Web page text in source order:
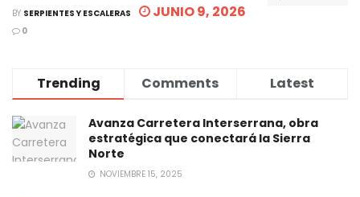
BY SERPIENTES Y ESCALERAS JUNIO 9, 2026
0
Trending Comments Latest
Avanza Carretera Interserrana, obra
estratégica que conectará la Sierra
Norte
NOVIEMBRE 15, 2025